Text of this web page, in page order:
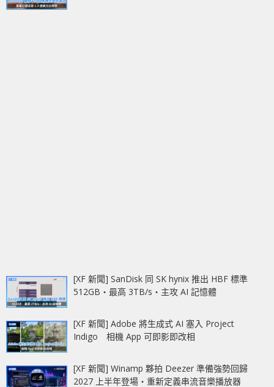
[XF 新聞] SanDisk 同 SK hynix 推出 HBF 標準
512GB‧最高 3TB/s‧主攻 AI 記憶體
[XF 新聞] Adobe 將生成式 AI 塞入 Project
Indigo 相機 App 可即影即改相
[XF 新聞] Winamp 夥拍 Deezer 準備強勢回歸
2027 上半年登場‧重新定義串流音樂播放器